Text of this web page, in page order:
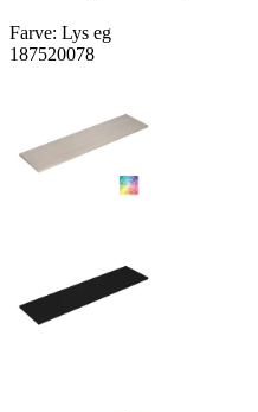
Farve: Lys eg
187520078